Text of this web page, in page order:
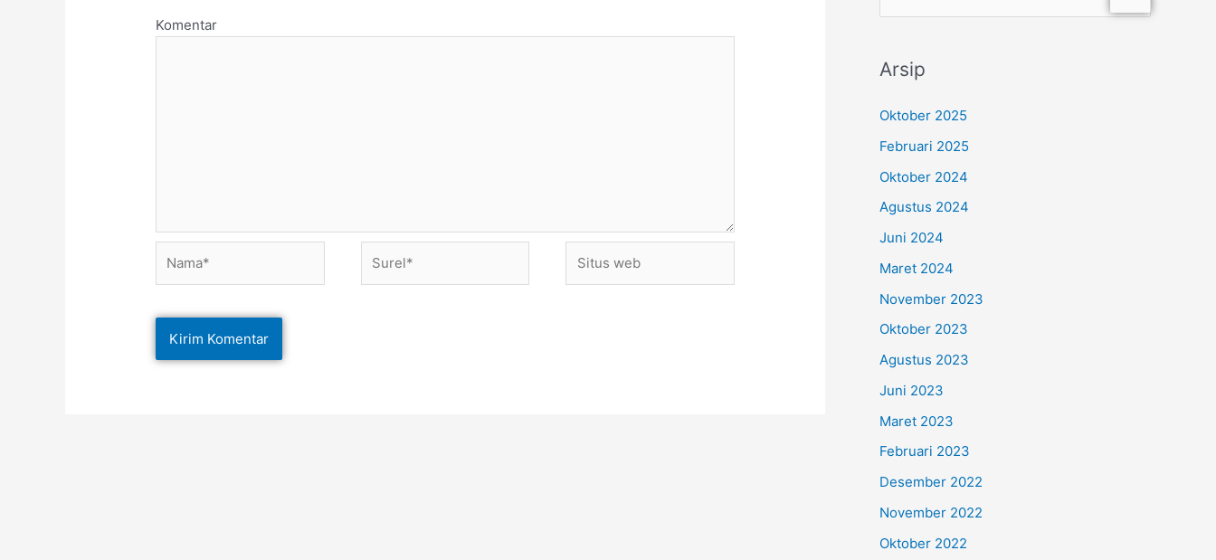
Komentar
web
a
i
t
u
k
:
Arsip
Oktober 2025
Februari 2025
Oktober 2024
Agustus 2024
Juni 2024
Maret 2024
November 2023
Oktober 2023
Agustus 2023
Juni 2023
Maret 2023
Februari 2023
Desember 2022
November 2022
Oktober 2022